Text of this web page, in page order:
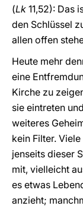
(Lk 11,52): Das
den Schlüssel
allen offen
Heute mehr
eine
Kirche zu
sie eintreten
weiteres
kein Filter.
jenseits dieser
mit, vielleicht
es etwas
anzieht;